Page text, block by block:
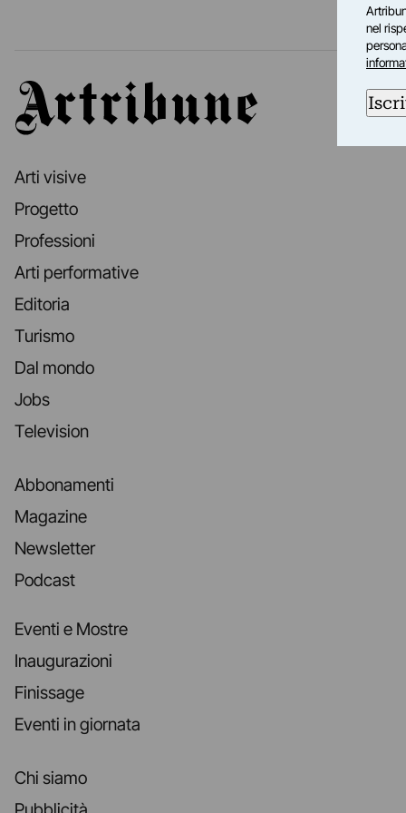
Artribune
Arti visive
Progetto
Professioni
Arti performative
Editoria
Turismo
Dal mondo
Jobs
Television
Abbonamenti
Magazine
Newsletter
Podcast
Eventi e Mostre
Inaugurazioni
Finissage
Eventi in giornata
Chi siamo
nel